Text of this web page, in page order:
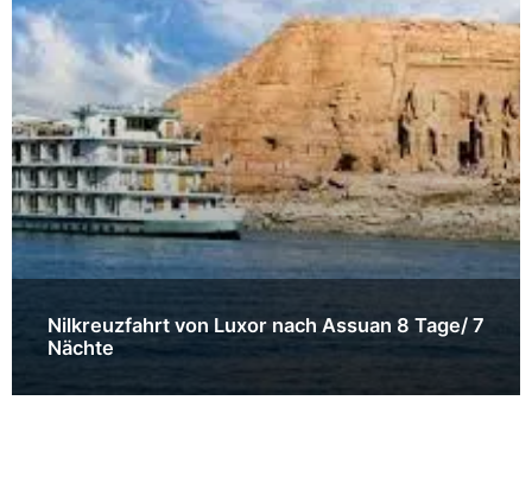
Nilkreuzfahrt von Luxor nach Assuan 8 Tage/ 7
Nächte